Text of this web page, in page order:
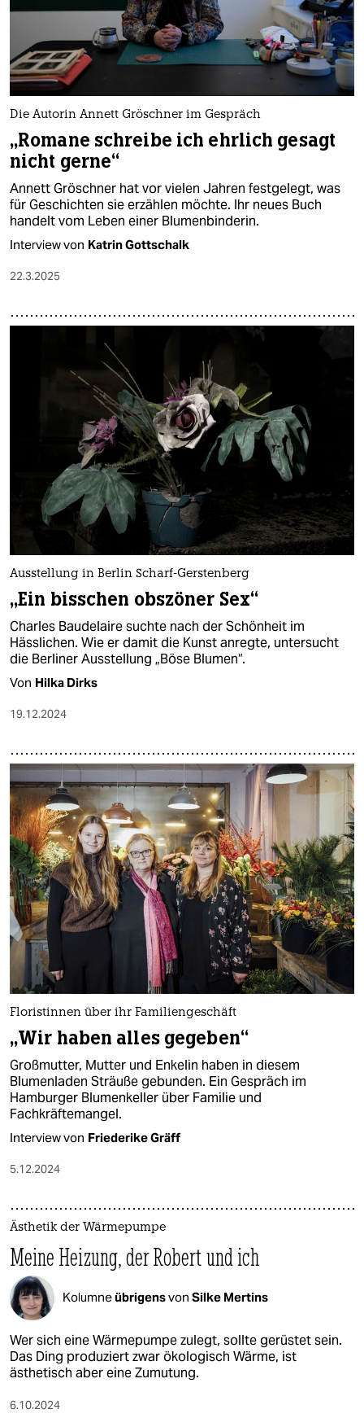
Die Autorin Annett Gröschner im Gespräch
„Romane schreibe ich ehrlich gesagt
nicht gerne“
Annett Gröschner hat vor vielen Jahren festgelegt, was
für Geschichten sie erzählen möchte. Ihr neues Buch
handelt vom Leben einer Blumenbinderin.
Interview von Katrin Gottschalk
22.3.2025
Ausstellung in Berlin Scharf-Gerstenberg
„Ein bisschen obszöner Sex“
Charles Baudelaire suchte nach der Schönheit im
Hässlichen. Wie er damit die Kunst anregte, untersucht
die Berliner Ausstellung „Böse Blumen“.
Von Hilka Dirks
19.12.2024
Floristinnen über ihr Familiengeschäft
„Wir haben alles gegeben“
Großmutter, Mutter und Enkelin haben in diesem
Blumenladen Sträuße gebunden. Ein Gespräch im
Hamburger Blumenkeller über Familie und
Fachkräftemangel.
Interview von Friederike Gräff
5.12.2024
Ästhetik der Wärmepumpe
Meine Heizung, der Robert und ich
Kolumneübrigensvon Silke Mertins
Wer sich eine Wärmepumpe zulegt, sollte gerüstet sein.
Das Ding produziert zwar ökologisch Wärme, ist
ästhetisch aber eine Zumutung.
6.10.2024